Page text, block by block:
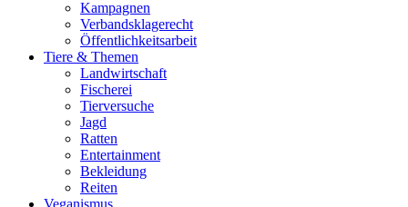
Kampagnen
Verbandsklagerecht
Öffentlichkeitsarbeit
Tiere & Themen
Landwirtschaft
Fischerei
Tierversuche
Jagd
Ratten
Entertainment
Bekleidung
Reiten
Veganismus